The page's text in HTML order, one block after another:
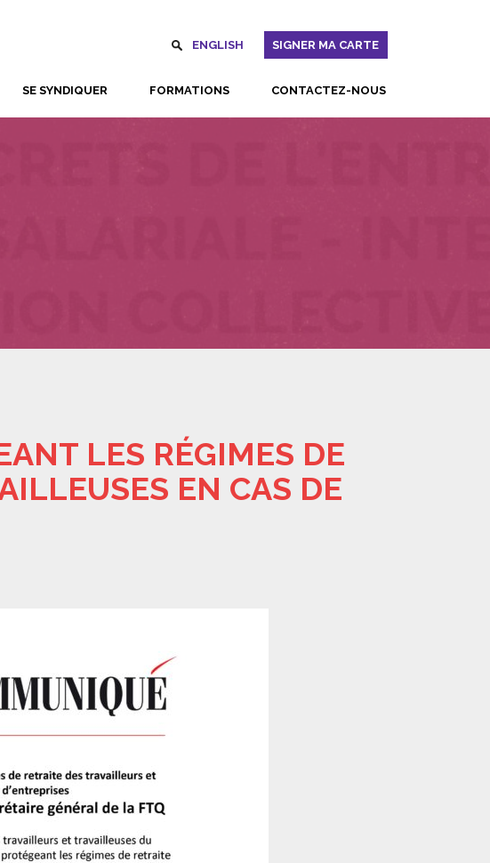
ENGLISH SIGNER MA CARTE
SE SYNDIQUER FORMATIONS CONTACTEZ-NOUS
LES RÉGIMES DE
EN CAS DE